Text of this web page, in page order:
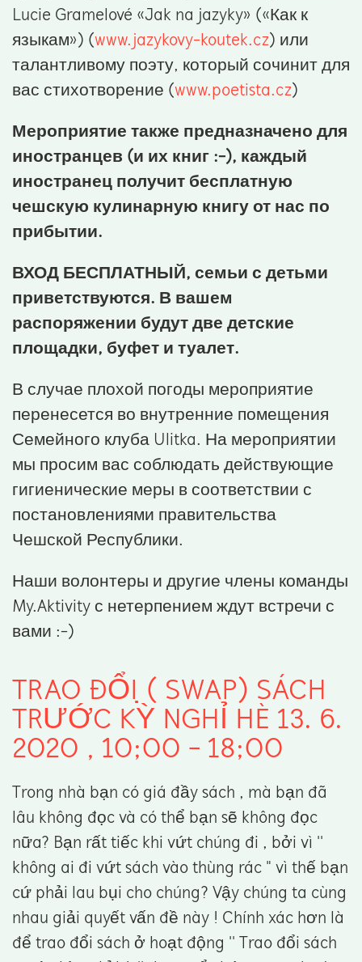
Lucie Gramelové «Jak na jazyky» («Как к
языкам») (www.jazykovy-koutek.cz) или
талантливому поэту, который сочинит для
вас стихотворение (www.poetista.cz)
Мероприятие также предназначено для
иностранцев (и их книг :-), каждый
иностранец получит бесплатную
чешскую кулинарную книгу от нас по
прибытии.
ВХОД БЕСПЛАТНЫЙ, семьи с детьми
приветствуются. В вашем
распоряжении будут две детские
площадки, буфет и туалет.
В случае плохой погоды мероприятие
перенесется во внутренние помещения
Семейного клуба Ulitka. На мероприятии
мы просим вас соблюдать действующие
гигиенические меры в соответствии с
постановлениями правительства
Чешской Республики.
Наши волонтеры и другие члены команды
My.Aktivity с нетерпением ждут встречи с
вами :-)
TRAO ĐỔI ̣̣( SWAP) SÁCH
TRƯỚC KỲ NGHỈ HÈ 13. 6.
2020 , 10;00 - 18;00
Trong nhà bạn có giá đầy sách , mà bạn đã
lâu không đọc và có thể bạn sẽ không đọc
nữa? Bạn rất tiếc khi vứt chúng đi , bởi vì ''
không ai đi vứt sách vào thùng rác " vì thế bạn
cứ phải lau bụi cho chúng? Vậy chúng ta cùng
nhau giải quyết vấn đề này ! Chính xác hơn là
để trao đổi sách ở hoạt động '' Trao đổi sách